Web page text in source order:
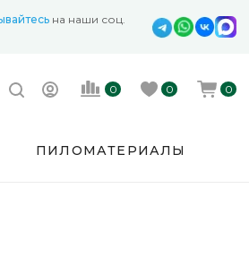
на наши соц.
0 0 0
ПИЛОМАТЕРИАЛЫ